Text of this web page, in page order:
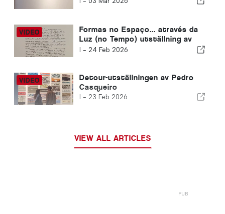
Formas no Espaço... através da
Luz (no Tempo) utställning av
Cerith Wyn Evans
I - 24 Feb 2026
Detour-utställningen av Pedro
Casqueiro
I - 23 Feb 2026
VIEW ALL ARTICLES